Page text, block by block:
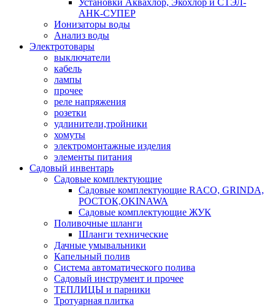
Установки Аквахлор, Экохлор и СТЭЛ-
АНК-СУПЕР
Ионизаторы воды
Анализ воды
Электротовары
выключатели
кабель
лампы
прочее
реле напряжения
розетки
удлинители,тройники
хомуты
электромонтажные изделия
элементы питания
Садовый инвентарь
Садовые комплектующие
Садовые комплектующие RACO, GRINDA,
РОСТОК,OKINAWA
Садовые комплектующие ЖУК
Поливочные шланги
Шланги технические
Дачные умывальники
Капельный полив
Система автоматического полива
Садовый инструмент и прочее
ТЕПЛИЦЫ и парники
Тротуарная плитка